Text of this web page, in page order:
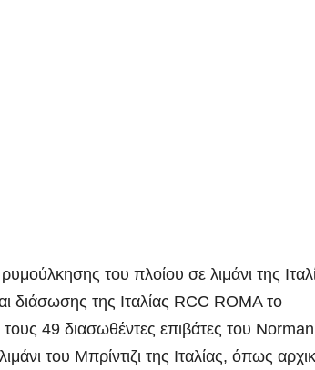
του πλοίου σε λιμάνι της
διάσωσης της Ιταλίας RCC ROMA το
49 διασωθέντες επιβάτες του Norman
του Μπρίντιζι της Ιταλίας, όπως